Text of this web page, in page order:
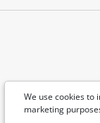
We use cookies to
marketing